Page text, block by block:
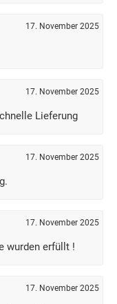
17. November 2025
17. November 2025
Lieferung
17. November 2025
17. November 2025
wurden erfüllt !
17. November 2025